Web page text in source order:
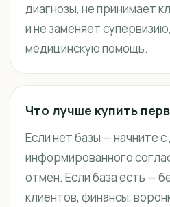
диагнозы, не принимает
и не заменяет
медицинскую помощь.
Что лучше купить
Если нет базы — начните
информированного
отмен. Если база есть —
клиентов, финансы,